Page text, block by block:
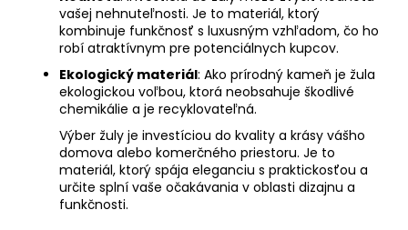
vašej nehnuteľnosti. Je to materiál, ktorý
kombinuje funkčnosť s luxusným vzhľadom, čo ho
robí atraktívnym pre potenciálnych kupcov.
Ekologický materiál: Ako prírodný kameň je žula
ekologickou voľbou, ktorá neobsahuje škodlivé
chemikálie a je recyklovateľná.
Výber žuly je investíciou do kvality a krásy vášho
domova alebo komerčného priestoru. Je to
materiál, ktorý spája eleganciu s praktickosťou a
určite splní vaše očakávania v oblasti dizajnu a
funkčnosti.